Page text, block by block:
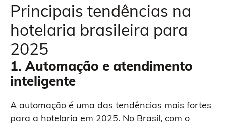
Principais tendências na
hotelaria brasileira para
2025
1. Automação e atendimento
inteligente
A automação é uma das tendências mais fortes
para a hotelaria em 2025. No Brasil, com o